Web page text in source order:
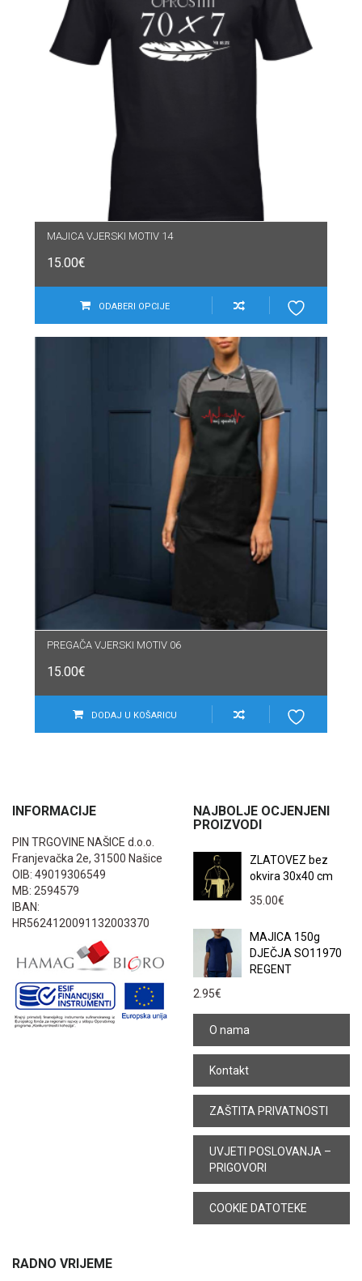
MAJICA VJERSKI MOTIV 14
15.00€
ODABERI OPCIJE
PREGAČA VJERSKI MOTIV 06
15.00€
DODAJ U KOŠARICU
INFORMACIJE
PIN TRGOVINE NAŠICE d.o.o.
Franjevačka 2e, 31500 Našice
OIB: 49019306549
MB: 2594579
IBAN:
HR5624120091132003370
NAJBOLJE OCJENJENI
PROIZVODI
ZLATOVEZ bez
okvira 30x40 cm
35.00€
MAJICA 150g
DJEČJA SO11970
REGENT
2.95€
O nama
Kontakt
ZAŠTITA PRIVATNOSTI
UVJETI POSLOVANJA –
PRIGOVORI
COOKIE DATOTEKE
RADNO VRIJEME